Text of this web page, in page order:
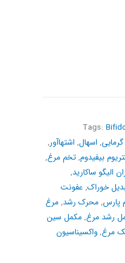
Tags:
, اسهال, اشتهاآور,
بیفیدوم,تخم­ مرغ,
الیگو ساکارید,
خوراک, عفونت
پارس,محرک رشد,مرغ
رشد مرغ,مکمل سین
مرغ,واکسیناسیون